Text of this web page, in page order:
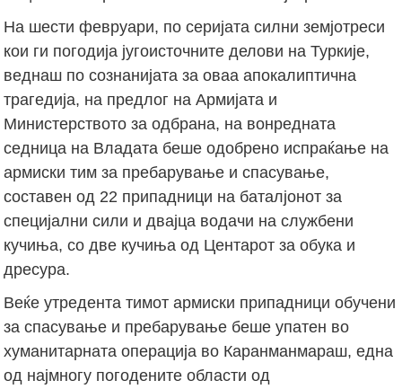
На шести февруари, по серијата силни земјотреси
кои ги погодија југоисточните делови на Туркије,
веднаш по сознанијата за оваа апокалиптична
трагедија, на предлог на Армијата и
Министерството за одбрана, на вонредната
седница на Владата беше одобрено испраќање на
армиски тим за пребарување и спасување,
составен од 22 припадници на баталјонот за
специјални сили и двајца водачи на службени
кучиња, со две кучиња од Центарот за обука и
дресура.
Веќе утредента тимот армиски припадници обучени
за спасување и пребарување беше упатен во
хуманитарната операција во Каранманмараш, една
од најмногу погодените области од